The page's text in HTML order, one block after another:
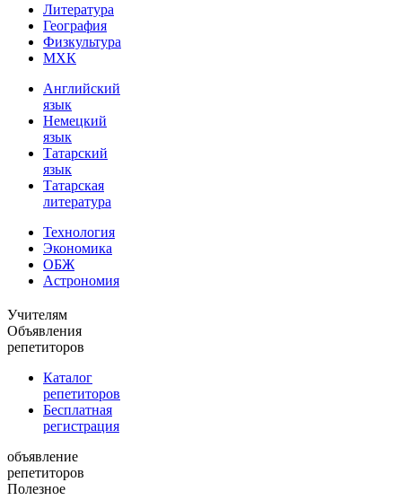
Литература
География
Физкультура
МХК
Английский
язык
Немецкий
язык
Татарский
язык
Татарская
литература
Технология
Экономика
ОБЖ
Астрономия
Учителям
Объявления
репетиторов
Каталог
репетиторов
Бесплатная
регистрация
объявление
репетиторов
Полезное